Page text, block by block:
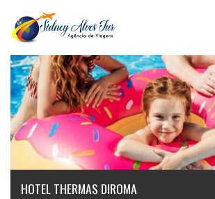
HOTEL THERMAS DIROMA